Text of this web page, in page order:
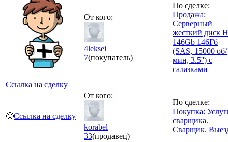
Ссылка на сделку
От кого:
4leksei
7(покупатель)
По сделке:
Продажа:
Серверный
жесткий диск
146Gb 146Гб
(SAS, 15000 об/
мин, 3.5'') с
салазками
🙂Ссылка на сделку
От кого:
korabel
33(продавец)
По сделке:
Покупка:
сварщика.
Сварщик.